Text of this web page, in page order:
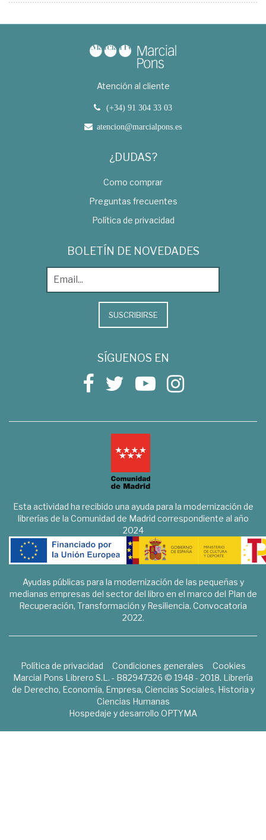
Atención al cliente
(+34) 91 304 33 03
atencion@marcialpons.es
¿DUDAS?
Como comprar
Preguntas frecuentes
Política de privacidad
BOLETÍN DE NOVEDADES
SUSCRIBIRSE
SÍGUENOS EN
Esta actividad ha recibido una ayuda para la modernización de
librerías de la Comunidad de Madrid correspondiente al año
2024
Ayudas públicas para la modernización de las pequeñas y
medianas empresas del sector del libro en el marco del Plan de
Recuperación, Transformación y Resiliencia. Convocatoria
2022.
Política de privacidad Condiciones generales
Cookies
Marcial Pons Librero S.L. - B82947326 © 1948 - 2018. Librería
de Derecho, Economía, Empresa, Ciencias Sociales, Historia y
Ciencias Humanas
Hospedaje y desarrollo OPTYMA